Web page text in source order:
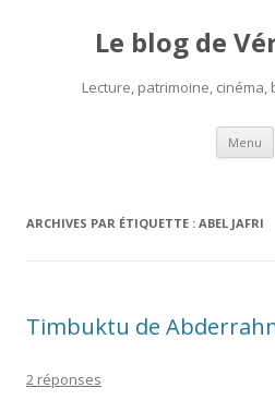
Le blog de
Lecture, patrimoine,
Menu
ARCHIVES PAR ÉTIQUETTE : ABEL JAFRI
Timbuktu de
2 réponses